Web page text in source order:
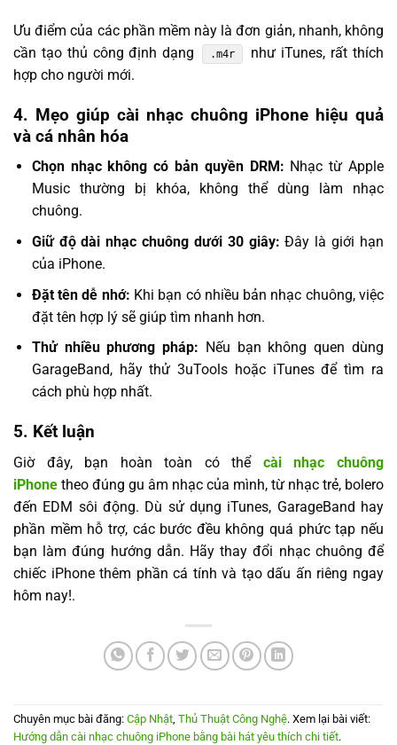
Ưu điểm của các phần mềm này là đơn giản, nhanh, không
cần tạo thủ công định dạng
.m4r
như iTunes, rất thích
hợp cho người mới.
4. Mẹo giúp cài nhạc chuông iPhone hiệu quả
và cá nhân hóa
Chọn nhạc không có bản quyền DRM: Nhạc từ Apple
Music thường bị khóa, không thể dùng làm nhạc
chuông.
Giữ độ dài nhạc chuông dưới 30 giây: Đây là giới hạn
của iPhone.
Đặt tên dễ nhớ: Khi bạn có nhiều bản nhạc chuông, việc
đặt tên hợp lý sẽ giúp tìm nhanh hơn.
Thử nhiều phương pháp: Nếu bạn không quen dùng
GarageBand, hãy thử 3uTools hoặc iTunes để tìm ra
cách phù hợp nhất.
5. Kết luận
Giờ đây, bạn hoàn toàn có thể cài nhạc chuông
iPhone theo đúng gu âm nhạc của mình, từ nhạc trẻ, bolero
đến EDM sôi động. Dù sử dụng iTunes, GarageBand hay
phần mềm hỗ trợ, các bước đều không quá phức tạp nếu
bạn làm đúng hướng dẫn. Hãy thay đổi nhạc chuông để
chiếc iPhone thêm phần cá tính và tạo dấu ấn riêng ngay
hôm nay!.
Chuyên mục bài đăng: Cập Nhật Thủ Thuật Công Nghệ. Xem lại bài viết:
Hướng dẫn cài nhạc chuông iPhone bằng bài hát yêu thích chi tiết.